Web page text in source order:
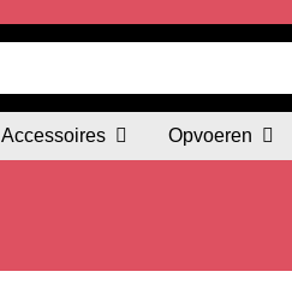
Accessoires Opvoeren